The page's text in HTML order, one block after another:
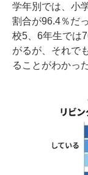
学年別では、小
割合が96.4％だ
校5、6年生では
がるが、それで
ることがわかった